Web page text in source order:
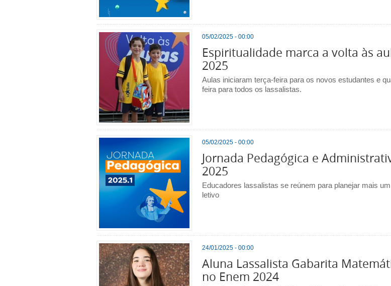
05/02/2025 - 00:00
Espiritualidade marca a volta às
2025
Aulas iniciaram terça-feira para os novos estudantes e
feira para todos os lassalistas.
05/02/2025 - 00:00
Jornada Pedagógica e
2025
Educadores lassalistas se reúnem para planejar mais
letivo
24/01/2025 - 00:00
Aluna Lassalista Gabarita
no Enem 2024